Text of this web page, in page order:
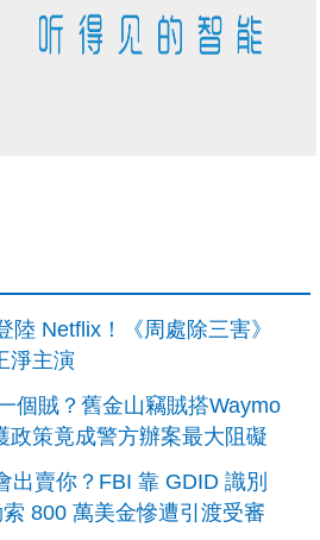
陸 Netflix！《周處除三害》
淨主演
個賊？舊金山竊賊搭Waymo
政策竟成警方辦案最大阻礙
出賣你？FBI 靠 GDID 識別
800 萬美金慘遭引渡受審